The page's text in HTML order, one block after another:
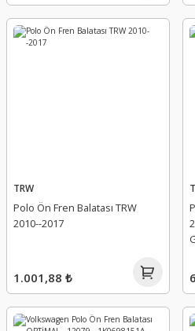
TRW
Polo Ön Fren Balatası TRW
2010--2017
1.001,88 ₺